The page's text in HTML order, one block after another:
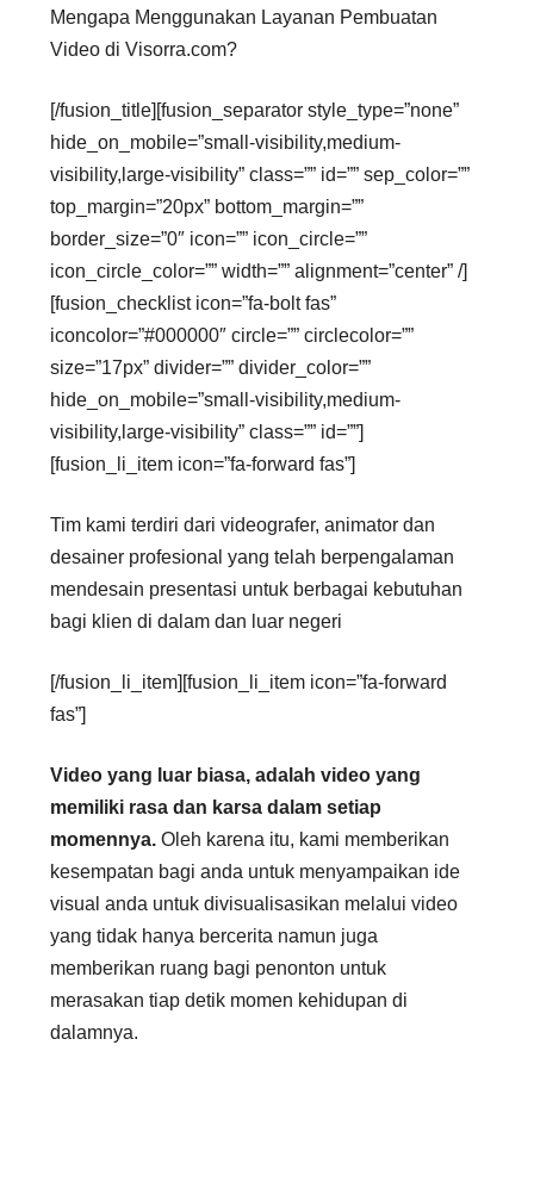
Mengapa Menggunakan Layanan Pembuatan
Video di Visorra.com?
[/fusion_title][fusion_separator style_type=”none”
hide_on_mobile=”small-visibility,medium-
visibility,large-visibility” class=”” id=”” sep_color=””
top_margin=”20px” bottom_margin=””
border_size=”0″ icon=”” icon_circle=””
icon_circle_color=”” width=”” alignment=”center” /]
[fusion_checklist icon=”fa-bolt fas”
iconcolor=”#000000″ circle=”” circlecolor=””
size=”17px” divider=”” divider_color=””
hide_on_mobile=”small-visibility,medium-
visibility,large-visibility” class=”” id=””]
[fusion_li_item icon=”fa-forward fas”]
Tim kami terdiri dari videografer, animator dan
desainer profesional yang telah berpengalaman
mendesain presentasi untuk berbagai kebutuhan
bagi klien di dalam dan luar negeri
[/fusion_li_item][fusion_li_item icon=”fa-forward
fas”]
Video yang luar biasa, adalah video yang
memiliki rasa dan karsa dalam setiap
momennya. Oleh karena itu, kami memberikan
kesempatan bagi anda untuk menyampaikan ide
visual anda untuk divisualisasikan melalui video
yang tidak hanya bercerita namun juga
memberikan ruang bagi penonton untuk
merasakan tiap detik momen kehidupan di
dalamnya.